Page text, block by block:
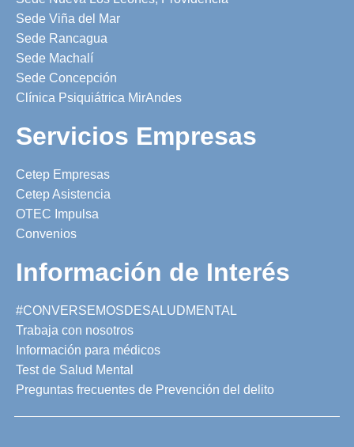
Sede Viña del Mar
Sede Rancagua
Sede Machalí
Sede Concepción
Clínica Psiquiátrica MirAndes
Servicios Empresas
Cetep Empresas
Cetep Asistencia
OTEC Impulsa
Convenios
Información de Interés
#CONVERSEMOSDESALUDMENTAL
Trabaja con nosotros
Información para médicos
Test de Salud Mental
Preguntas frecuentes de Prevención del delito